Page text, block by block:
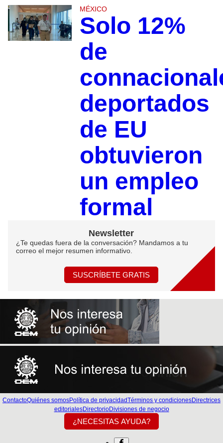
MÉXICO
Solo 12%
de
deportados
de EU
obtuvieron
un empleo
formal
Newsletter
¿Te quedas fuera de la conversación? Mandamos a tu
correo el mejor resumen informativo.
SUSCRÍBETE GRATIS
ContactoQuiénes somosPolítica de privacidadTérminos y condicionesDirectrices
editorialesDirectorioDivisiones de negocio
¿NECESITAS AYUDA?